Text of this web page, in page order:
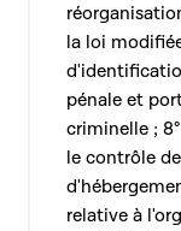
la loi
pénale et
criminelle ;
le contrôle
relative à